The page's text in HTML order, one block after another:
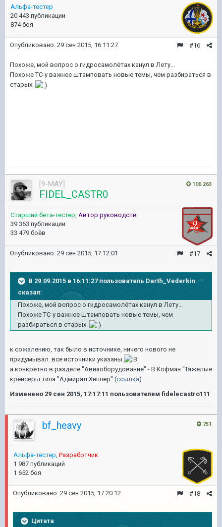
Альфа-тестер
20 443 публикации
874 боя
#16
Опубликовано: 29 сен 2015, 16:11:27
Похоже, мой вопрос о гидросамолётах канул в Лету...
Похоже ТС-у важнее штамповать новые темы, чем разбираться в
старых.
106 263
[9-MAY]
FIDEL_CASTR0
Старший бета-тестер, Автор руководств
39 363 публикации
33 479 боёв
#17
Опубликовано: 29 сен 2015, 17:12:01
В 29.09.2015 в 16:11:27 пользователь Darth_Vederkin
сказал:
Похоже, мой вопрос о гидросамолётах канул в Лету...
Похоже ТС-у важнее штамповать новые темы, чем
разбираться в старых.
к сожалению, так было в источнике, ничего нового не
придумывал. все источники указаны.
а конкретно в разделе "Авиаоборудование" - В.Кофман "Тяжелые
крейсеры типа "Адмирал Хиппер" (ссылка)
Изменено 29 сен 2015, 17:17:11 пользователем fidelecastro111
751
bf_heavy
Альфа-тестер, Разработчик
1 987 публикаций
1 652 боя
#18
Опубликовано: 29 сен 2015, 17:20:12
Цитата